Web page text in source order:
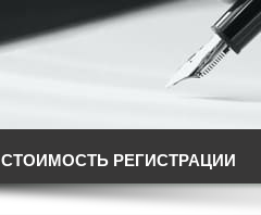
СТОИМОСТЬ РЕГИСТРАЦИИ